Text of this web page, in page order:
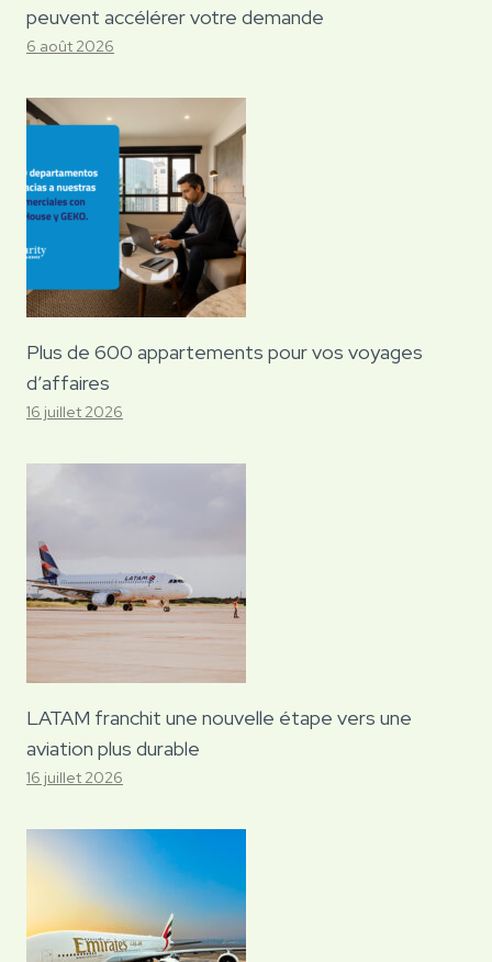
peuvent accélérer votre demande
6 août 2026
Plus de 600 appartements pour vos voyages
d’affaires
16 juillet 2026
LATAM franchit une nouvelle étape vers une
aviation plus durable
16 juillet 2026